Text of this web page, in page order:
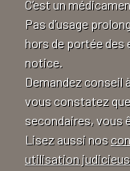
C’est un
Pas d’usage
hors de portée
notice.
Demandez conseil
vous constatez
secondaires, vous
Lisez aussi nos
utilisation